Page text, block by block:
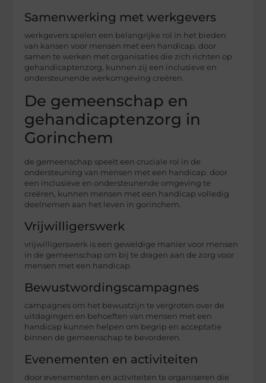
Samenwerking met werkgevers
werkgevers spelen een belangrijke rol in het bieden
van kansen voor mensen met een handicap. door
samen te werken met organisaties die zich richten op
gehandicaptenzorg, kunnen zij een inclusieve en
ondersteunende werkomgeving creëren.
De gemeenschap en
gehandicaptenzorg in
Gorinchem
de gemeenschap speelt een cruciale rol in de
ondersteuning van mensen met een handicap. door
een inclusieve en ondersteunende omgeving te
creëren, kunnen mensen met een handicap volledig
deelnemen aan het leven in gorinchem.
Vrijwilligerswerk
vrijwilligerswerk is een geweldige manier voor mensen
in de gemeenschap om bij te dragen aan de zorg voor
mensen met een handicap.
Bewustwordingscampagnes
campagnes om het bewustzijn te vergroten over de
uitdagingen en behoeften van mensen met een
handicap kunnen helpen om begrip en acceptatie
binnen de gemeenschap te bevorderen.
Evenementen en activiteiten
door evenementen en activiteiten te organiseren die